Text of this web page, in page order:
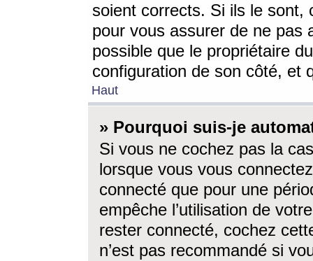
soient corrects. Si ils le sont,
pour vous assurer de ne pas
possible que le propriétaire
configuration de son côté, et
Haut
» Pourquoi suis-je
Si vous ne cochez pas la
lorsque vous vous
connecté que pour une
empêche l’utilisation de
rester connecté, cochez
n’est pas recommandé si